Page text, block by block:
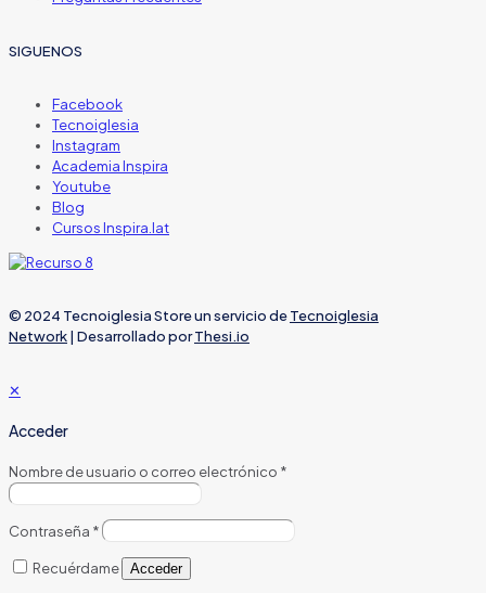
SIGUENOS
Facebook
Tecnoiglesia
Instagram
Academia Inspira
Youtube
Blog
Cursos Inspira.lat
© 2024 Tecnoiglesia Store un servicio deTecnoiglesia
Network| Desarrollado porThesi.io
✕
Acceder
Nombre de usuario o correo electrónico *
Contraseña *
Recuérdame Acceder